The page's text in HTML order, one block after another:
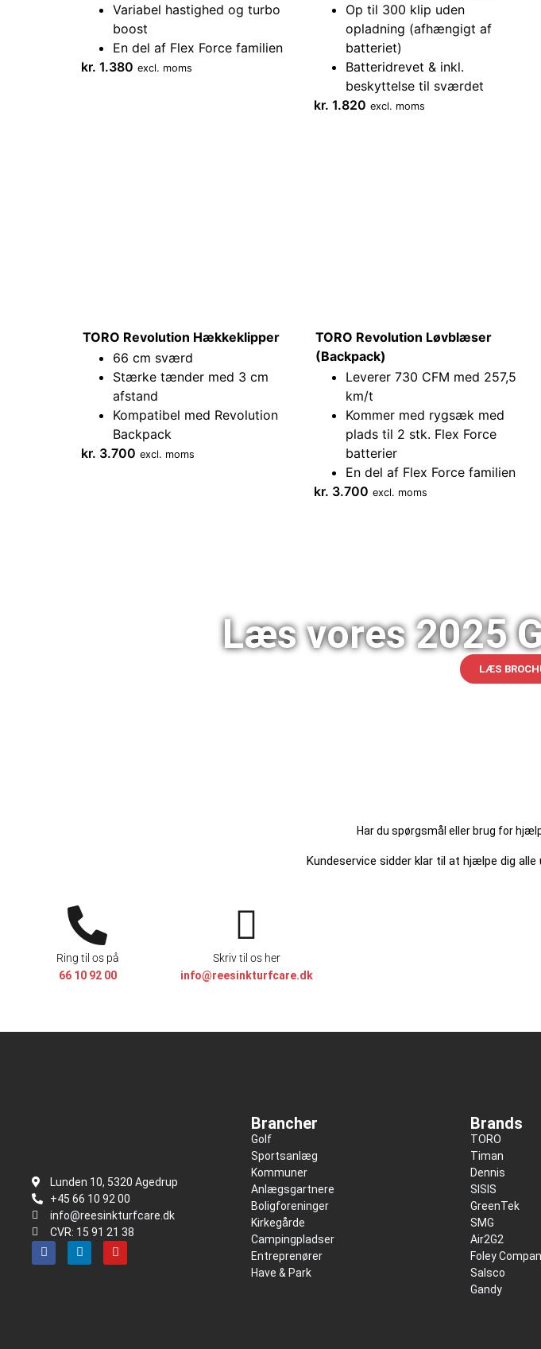
Variabel hastighed og turbo
boost
En del af Flex Force familien
kr. 1.380 excl. moms
Op til 300 klip uden
opladning (afhængigt af
batteriet)
Batteridrevet & inkl.
beskyttelse til sværdet
kr. 1.820 excl. moms
TORO Revolution Hækkeklipper
66 cm sværd
Stærke tænder med 3 cm
afstand
Kompatibel med Revolution
Backpack
kr. 3.700 excl. moms
TORO Revolution Løvblæser
(Backpack)
Leverer 730 CFM med 257,5
km/t
Kommer med rygsæk med
plads til 2 stk. Flex Force
batterier
En del af Flex Force familien
kr. 3.700 excl. moms
Læs vores 2025
LÆS
Har du spørgsmål eller brug for
Kundeservice sidder klar til at hjælpe dig alle
Ring til os på
66 10 92 00
Skriv til os her
info@reesinkturfcare.dk
Lunden 10, 5320 Agedrup
+45 66 10 92 00
info@reesinkturfcare.dk
CVR: 15 91 21 38
Brancher
Golf
Sportsanlæg
Kommuner
Anlægsgartnere
Boligforeninger
Kirkegårde
Campingpladser
Entreprenører
Have & Park
Brands
TORO
Timan
Dennis
SISIS
GreenTek
SMG
Air2G2
Foley
Salsco
Gandy